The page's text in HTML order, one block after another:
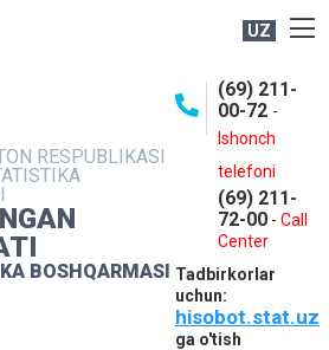
UZ
RESPUBLIKASI
BOSHQARMASI
(69) 211-
00-72 -
Ishonch
telefoni
(69) 211-
72-00 - Call
Center
Tadbirkorlar
uchun:
hisobot.stat.uz
ga o'tish
NASHRLAR
XIZMATLAR
XIZMATI
MUROJAATLAR